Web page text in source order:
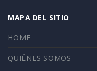
MAPA DEL SITIO
HOME
QUIÉNES SOMOS